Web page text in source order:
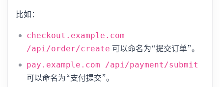
比如：
checkout.example.com
/api/order/create 可以命名为“提交订单”。
pay.example.com /api/payment/submit
可以命名为“支付提交”。